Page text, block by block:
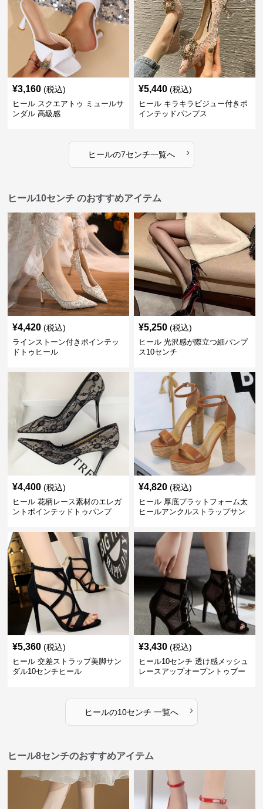
¥3,160 (税込)
ヒール スクエアトゥ ミュールサ
ンダル 高級感
¥5,440 (税込)
ヒール キラキラビジュー付きポ
インテッドパンプス
ヒールの7センチ一覧へ ›
ヒール10センチ のおすすめアイテム
¥4,420 (税込)
ラインストーン付きポインテッ
ドトゥヒール
¥5,250 (税込)
ヒール 光沢感が際立つ細パンプ
ス10センチ
¥4,400 (税込)
ヒール 花柄レース素材のエレガ
ントポインテッドトゥパンプ
¥4,820 (税込)
ヒール 厚底プラットフォーム太
ヒールアンクルストラップサン
¥5,360 (税込)
ヒール 交差ストラップ美脚サン
ダル10センチヒール
¥3,430 (税込)
ヒール10センチ 透け感メッシュ
レースアップオープントゥブー
ヒールの10センチ 一覧へ ›
ヒール8センチのおすすめアイテム